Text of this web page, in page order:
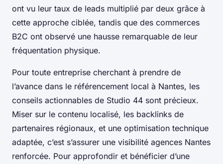
ont vu leur taux de leads multiplié par deux grâce à
cette approche ciblée, tandis que des commerces
B2C ont observé une hausse remarquable de leur
fréquentation physique.
Pour toute entreprise cherchant à prendre de
l’avance dans le référencement local à Nantes, les
conseils actionnables de Studio 44 sont précieux.
Miser sur le contenu localisé, les backlinks de
partenaires régionaux, et une optimisation technique
adaptée, c’est s’assurer une visibilité agences Nantes
renforcée. Pour approfondir et bénéficier d’une